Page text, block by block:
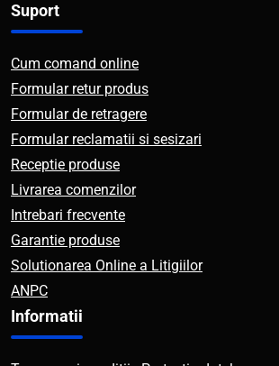
Suport
Cum comand online
Formular retur produs
Formular de retragere
Formular reclamatii si sesizari
Receptie produse
Livrarea comenzilor
Intrebari frecvente
Garantie produse
Solutionarea Online a Litigiilor
ANPC
Informatii